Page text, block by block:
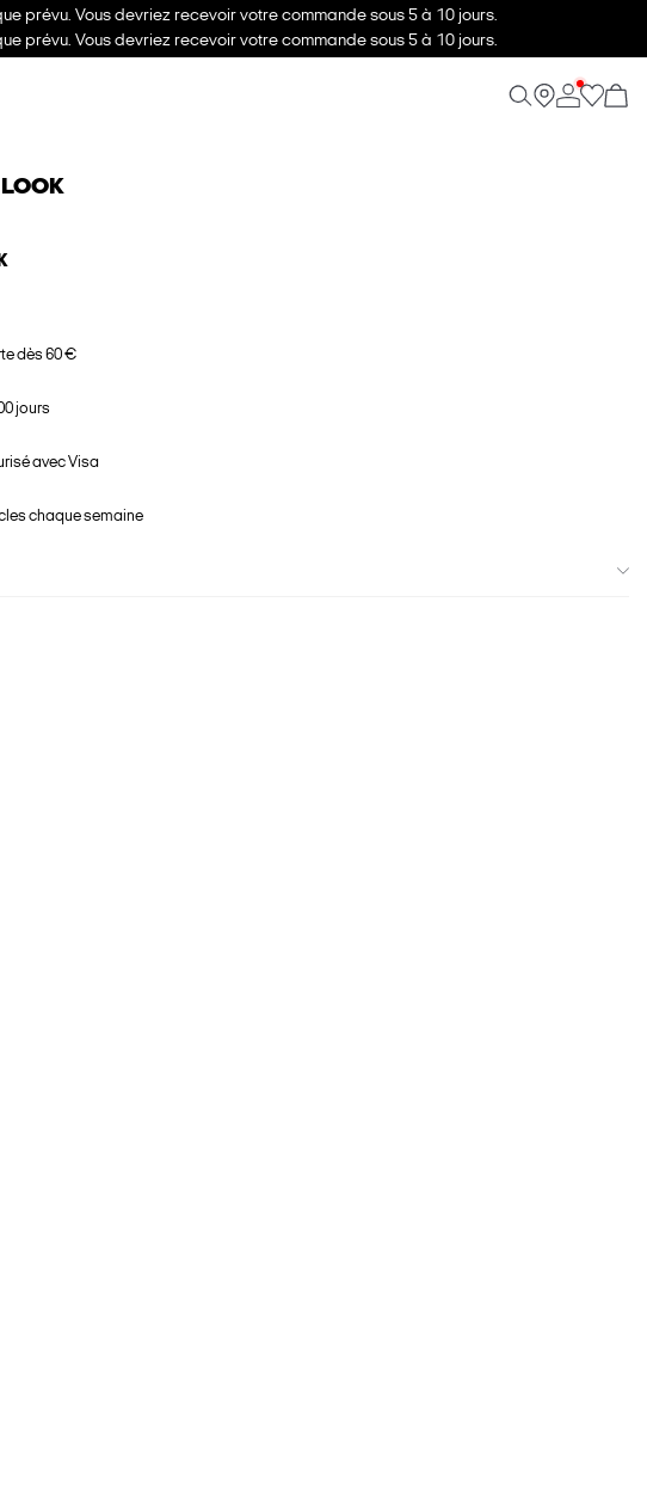
prévu. Vous devriez recevoir votre commande sous 5 à 10 jours.
prévu. Vous devriez recevoir votre commande sous 5 à 10 jours.
dès 60 €
jours
avec Visa
chaque semaine